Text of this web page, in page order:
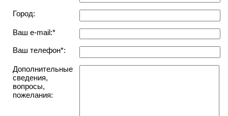
Город:
Ваш e-mail:*
Ваш телефон*:
Дополнительные
сведения,
вопросы,
пожелания: